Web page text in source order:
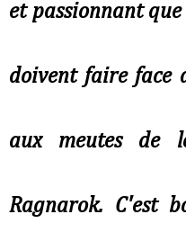
et passionnant
doivent faire face
aux meutes de
Ragnarok. C'est